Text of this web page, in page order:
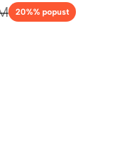
20%% popust